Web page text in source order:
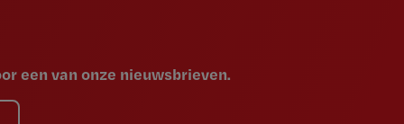
een van onze nieuwsbrieven.